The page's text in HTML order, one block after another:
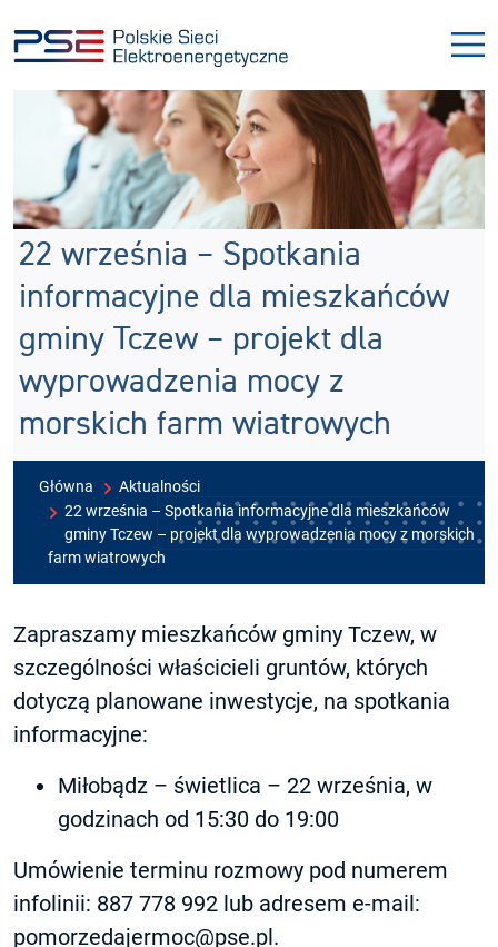
do
menu
do
treści
22 września – Spotkania
informacyjne dla mieszkańców
gminy Tczew – projekt dla
wyprowadzenia mocy z
morskich farm wiatrowych
Główna
Aktualności
22 września – Spotkania informacyjne dla mieszkańców
gminy Tczew – projekt dla wyprowadzenia mocy z morskich
farm wiatrowych
Zapraszamy mieszkańców gminy Tczew, w
szczególności właścicieli gruntów, których
dotyczą planowane inwestycje, na spotkania
informacyjne:
Miłobądz – świetlica – 22 września, w
godzinach od 15:30 do 19:00
Umówienie terminu rozmowy pod numerem
infolinii: 887 778 992 lub adresem e-mail:
pomorzedajermoc@pse.pl.